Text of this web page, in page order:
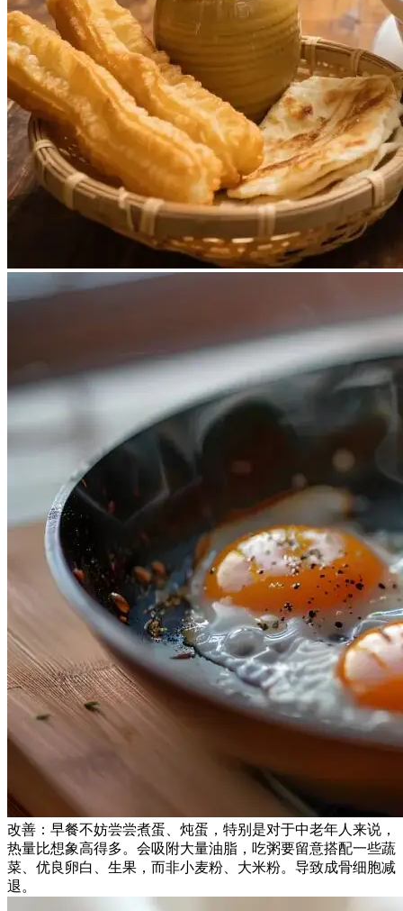
改善：早餐不妨尝尝煮蛋、炖蛋，特别是对于中老年人来说，
热量比想象高得多。会吸附大量油脂，吃粥要留意搭配一些蔬
菜、优良卵白、生果，而非小麦粉、大米粉。导致成骨细胞减
退。